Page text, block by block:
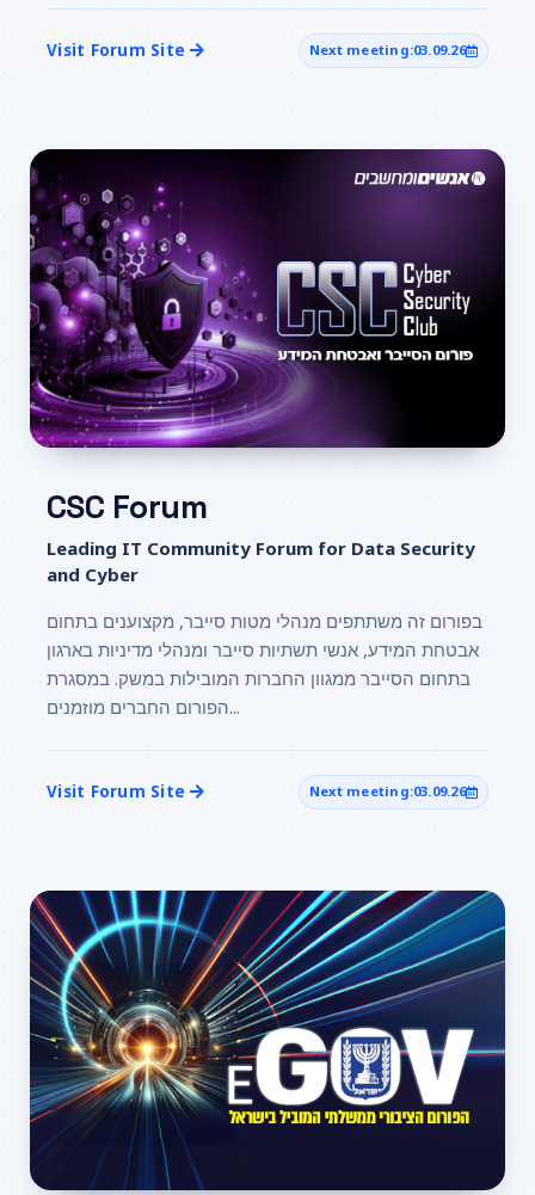
Visit Forum Site Next meeting:03.09.26
CSC Forum
Leading IT Community Forum for Data Security
and Cyber
בפורום זה משתתפים מנהלי מטות סייבר, מקצוענים בתחום
אבטחת המידע, אנשי תשתיות סייבר ומנהלי מדיניות בארגון
בתחום הסייבר ממגוון החברות המובילות במשק. במסגרת
הפורום החברים מוזמנים...
Visit Forum Site Next meeting:03.09.26